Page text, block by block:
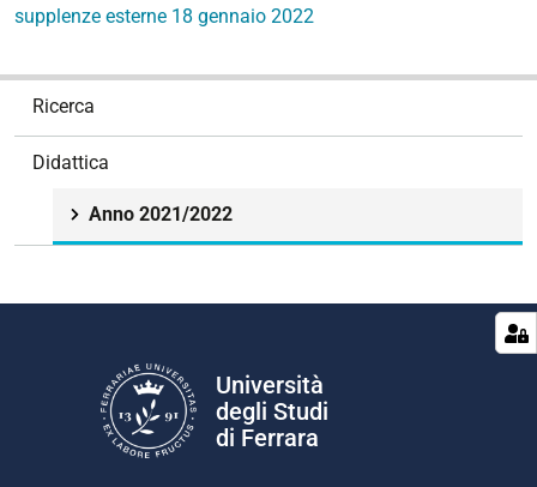
supplenze esterne 18 gennaio 2022
Ricerca
Didattica
Anno 2021/2022
Università
degli Studi
di Ferrara